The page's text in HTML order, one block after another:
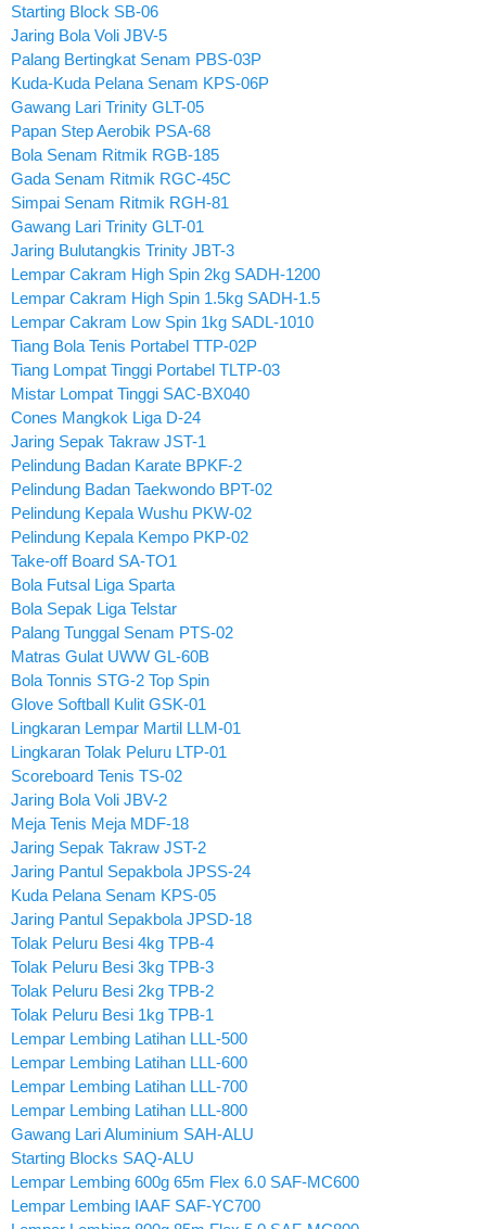
Starting Block SB-06
Jaring Bola Voli JBV-5
Palang Bertingkat Senam PBS-03P
Kuda-Kuda Pelana Senam KPS-06P
Gawang Lari Trinity GLT-05
Papan Step Aerobik PSA-68
Bola Senam Ritmik RGB-185
Gada Senam Ritmik RGC-45C
Simpai Senam Ritmik RGH-81
Gawang Lari Trinity GLT-01
Jaring Bulutangkis Trinity JBT-3
Lempar Cakram High Spin 2kg SADH-1200
Lempar Cakram High Spin 1.5kg SADH-1.5
Lempar Cakram Low Spin 1kg SADL-1010
Tiang Bola Tenis Portabel TTP-02P
Tiang Lompat Tinggi Portabel TLTP-03
Mistar Lompat Tinggi SAC-BX040
Cones Mangkok Liga D-24
Jaring Sepak Takraw JST-1
Pelindung Badan Karate BPKF-2
Pelindung Badan Taekwondo BPT-02
Pelindung Kepala Wushu PKW-02
Pelindung Kepala Kempo PKP-02
Take-off Board SA-TO1
Bola Futsal Liga Sparta
Bola Sepak Liga Telstar
Palang Tunggal Senam PTS-02
Matras Gulat UWW GL-60B
Bola Tonnis STG-2 Top Spin
Glove Softball Kulit GSK-01
Lingkaran Lempar Martil LLM-01
Lingkaran Tolak Peluru LTP-01
Scoreboard Tenis TS-02
Jaring Bola Voli JBV-2
Meja Tenis Meja MDF-18
Jaring Sepak Takraw JST-2
Jaring Pantul Sepakbola JPSS-24
Kuda Pelana Senam KPS-05
Jaring Pantul Sepakbola JPSD-18
Tolak Peluru Besi 4kg TPB-4
Tolak Peluru Besi 3kg TPB-3
Tolak Peluru Besi 2kg TPB-2
Tolak Peluru Besi 1kg TPB-1
Lempar Lembing Latihan LLL-500
Lempar Lembing Latihan LLL-600
Lempar Lembing Latihan LLL-700
Lempar Lembing Latihan LLL-800
Gawang Lari Aluminium SAH-ALU
Starting Blocks SAQ-ALU
Lempar Lembing 600g 65m Flex 6.0 SAF-MC600
Lempar Lembing IAAF SAF-YC700